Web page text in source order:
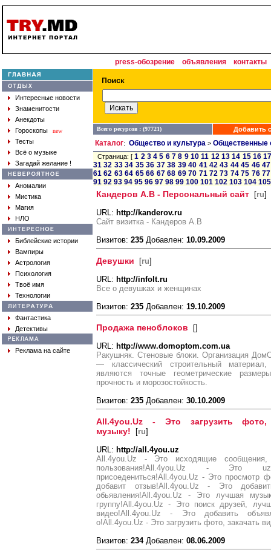
press-обозрение объявления контакты
Интересные новости
Знаменитости
Анекдоты
Гороскопы
new
Тесты
Всё о музыке
Загадай желание !
Аномалии
Мистика
Магия
НЛО
Библейские истории
Вампиры
Астрология
Психология
Твоё имя
Технологии
Фантастика
Детективы
Реклама на сайте
Всего ресурсов : (97721) Добавить
Каталог: Общество и культура > Общественные
Страница: [1 2 3 4 5 6 7 8 9 10 11 12 13 14 15 16
31 32 33 34 35 36 37 38 39 40 41 42 43 44 45 46 47
61 62 63 64 65 66 67 68 69 70 71 72 73 74 75 76 77
91 92 93 94 95 96 97 98 99 100 101 102 103 104 105
Кандеров А.В - Персональный сайт [ru]
URL: http://kanderov.ru
Сайт визитка - Кандеров А.В
Визитов: 235 Добавлен: 10.09.2009
Девушки [ru]
URL: http://infolt.ru
Все о девушках и женщинах
Визитов: 235 Добавлен: 19.10.2009
Продажа пеноблоков []
URL: http://www.domoptom.com.ua
Ракушняк. Стеновые блоки. Организация
— классический строительный материал,
являются точные геометрические
прочность и морозостойкость.
Визитов: 235 Добавлен: 30.10.2009
All.4you.Uz - Это загрузить фото,
музыку! [ru]
URL: http://all.4you.uz
All.4you.Uz - Это исходящие сообщения,
пользования!All.4you.Uz - Это
присоедениться!All.4you.Uz - Это просмотр
добавит отзыв!All.4you.Uz - Это
обьявления!All.4you.Uz - Это лучшая
группу!All.4you.Uz - Это поиск друзей,
видео!All.4you.Uz - Это добавить
о!All.4you.Uz - Это загрузить фото, закачать
Визитов: 234Добавлен: 08.06.2009